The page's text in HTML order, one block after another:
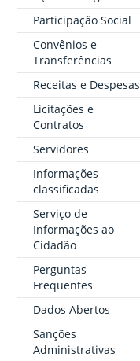
Participação Social
Convênios e
Transferências
Receitas e Despesas
Licitações e
Contratos
Servidores
Informações
classificadas
Serviço de
Informações ao
Cidadão
Perguntas
Frequentes
Dados Abertos
Sanções
Administrativas